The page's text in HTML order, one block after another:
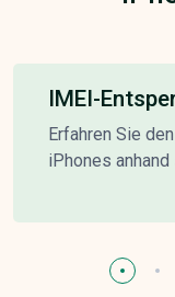
IMEI-
Erfahren Sie
iPhones